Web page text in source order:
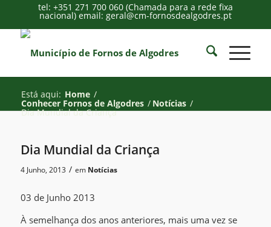
tel: +351 271 700 060 (Chamada para a rede fixa
nacional) email: geral@cm-fornosdealgodres.pt
Está aqui: Home /
Conhecer Fornos de Algodres / Notícias /
Dia Mundial da Criança
Dia Mundial da Criança
4 Junho, 2013 / em Notícias
03 de Junho 2013
À semelhança dos anos anteriores, mais uma vez se